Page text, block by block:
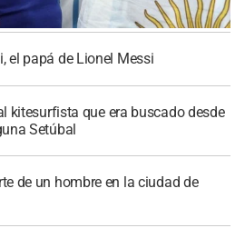
el papá de Lionel Messi
kitesurfista que era buscado desde
Setúbal
de un hombre en la ciudad de